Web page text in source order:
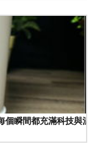
瞬間都充滿科技與溫